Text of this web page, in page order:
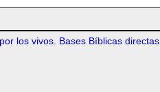
los vivos. Bases Bíblicas directas